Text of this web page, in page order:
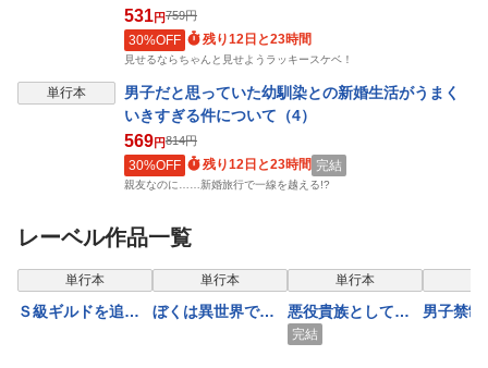
531円759円
30%OFF 残り12日と23時間
見せるならちゃんと見せようラッキースケベ！
単行本
男子だと思っていた幼馴染との新婚生活がうまく
いきすぎる件について（4）
569円814円
30%OFF 残り12日と23時間 完結
親友なのに……新婚旅行で一線を越える!?
レーベル作品一覧
単行本
Ｓ級ギルドを追放
単行本
ぼくは異世界で付
単行本
悪役貴族として必
要なそれ 5
完結
男子禁